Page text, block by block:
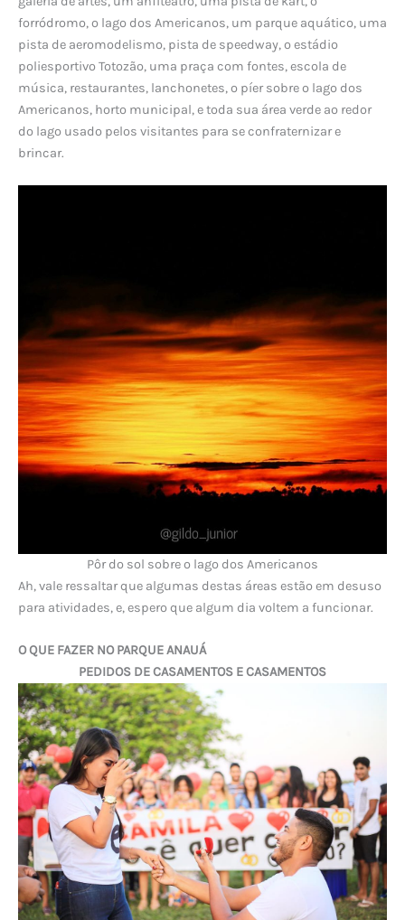
forródromo, o lago dos Americanos, um parque aquático, uma
pista de aeromodelismo, pista de speedway, o estádio
poliesportivo Totozão, uma praça com fontes, escola de
música, restaurantes, lanchonetes, o píer sobre o lago dos
Americanos, horto municipal, e toda sua área verde ao redor
do lago usado pelos visitantes para se confraternizar e
brincar.
Pôr do sol sobre o lago dos Americanos
Ah, vale ressaltar que algumas destas áreas estão em desuso
para atividades, e, espero que algum dia voltem a funcionar.
O QUE FAZER NO PARQUE ANAUÁ
PEDIDOS DE CASAMENTOS E CASAMENTOS